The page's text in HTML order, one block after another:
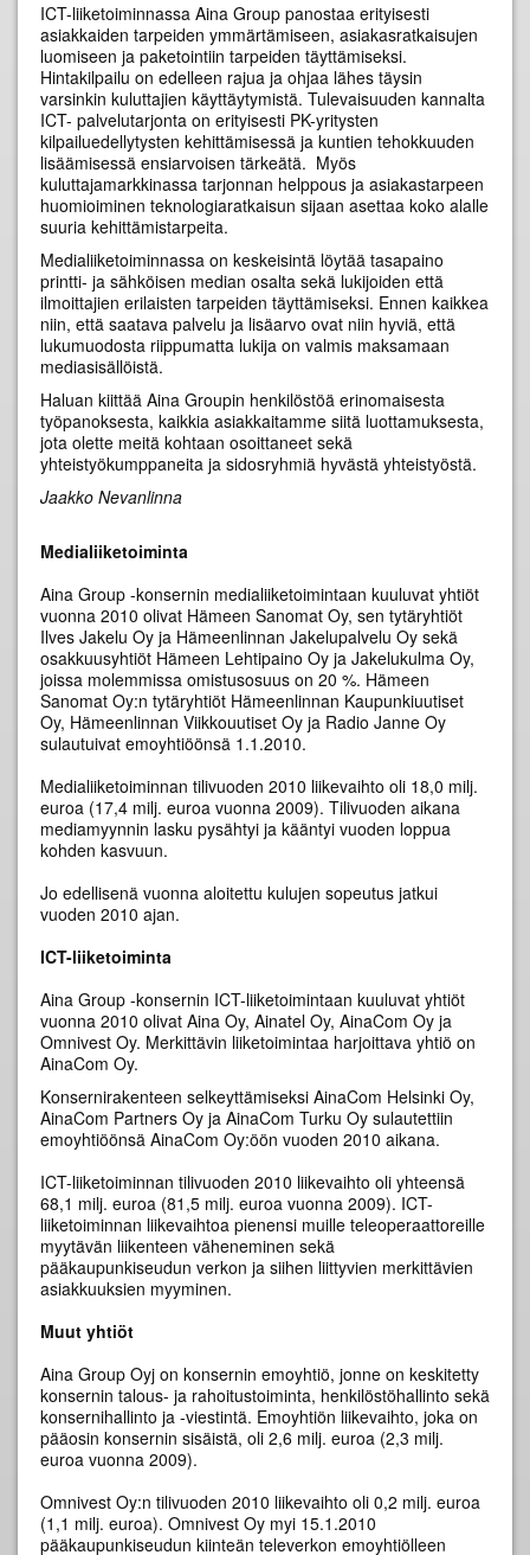
ICT-liiketoiminnassa Aina Group panostaa erityisesti
asiakkaiden tarpeiden ymmärtämiseen, asiakasratkaisujen
luomiseen ja paketointiin tarpeiden täyttämiseksi.
Hintakilpailu on edelleen rajua ja ohjaa lähes täysin
varsinkin kuluttajien käyttäytymistä. Tulevaisuuden kannalta
ICT- palvelutarjonta on erityisesti PK-yritysten
kilpailuedellytysten kehittämisessä ja kuntien tehokkuuden
lisäämisessä ensiarvoisen tärkeätä. Myös
kuluttajamarkkinassa tarjonnan helppous ja asiakastarpeen
huomioiminen teknologiaratkaisun sijaan asettaa koko alalle
suuria kehittämistarpeita.
Medialiiketoiminnassa on keskeisintä löytää tasapaino
printti- ja sähköisen median osalta sekä lukijoiden että
ilmoittajien erilaisten tarpeiden täyttämiseksi. Ennen kaikkea
niin, että saatava palvelu ja lisäarvo ovat niin hyviä, että
lukumuodosta riippumatta lukija on valmis maksamaan
mediasisällöistä.
Haluan kiittää Aina Groupin henkilöstöä erinomaisesta
työpanoksesta, kaikkia asiakkaitamme siitä luottamuksesta,
jota olette meitä kohtaan osoittaneet sekä
yhteistyökumppaneita ja sidosryhmiä hyvästä yhteistyöstä.
Jaakko Nevanlinna
Medialiiketoiminta
Aina Group -konsernin medialiiketoimintaan kuuluvat yhtiöt
vuonna 2010 olivat Hämeen Sanomat Oy, sen tytäryhtiöt
Ilves Jakelu Oy ja Hämeenlinnan Jakelupalvelu Oy sekä
osakkuusyhtiöt Hämeen Lehtipaino Oy ja Jakelukulma Oy,
joissa molemmissa omistusosuus on 20 %. Hämeen
Sanomat Oy:n tytäryhtiöt Hämeenlinnan Kaupunkiuutiset
Oy, Hämeenlinnan Viikkouutiset Oy ja Radio Janne Oy
sulautuivat emoyhtiöönsä 1.1.2010.
Medialiiketoiminnan tilivuoden 2010 liikevaihto oli 18,0 milj.
euroa (17,4 milj. euroa vuonna 2009). Tilivuoden aikana
mediamyynnin lasku pysähtyi ja kääntyi vuoden loppua
kohden kasvuun.
Jo edellisenä vuonna aloitettu kulujen sopeutus jatkui
vuoden 2010 ajan.
ICT-liiketoiminta
Aina Group -konsernin ICT-liiketoimintaan kuuluvat yhtiöt
vuonna 2010 olivat Aina Oy, Ainatel Oy, AinaCom Oy ja
Omnivest Oy. Merkittävin liiketoimintaa harjoittava yhtiö on
AinaCom Oy.
Konsernirakenteen selkeyttämiseksi AinaCom Helsinki Oy,
AinaCom Partners Oy ja AinaCom Turku Oy sulautettiin
emoyhtiöönsä AinaCom Oy:öön vuoden 2010 aikana.
ICT-liiketoiminnan tilivuoden 2010 liikevaihto oli yhteensä
68,1 milj. euroa (81,5 milj. euroa vuonna 2009). ICT-
liiketoiminnan liikevaihtoa pienensi muille teleoperaattoreille
myytävän liikenteen väheneminen sekä
pääkaupunkiseudun verkon ja siihen liittyvien merkittävien
asiakkuuksien myyminen.
Muut yhtiöt
Aina Group Oyj on konsernin emoyhtiö, jonne on keskitetty
konsernin talous- ja rahoitustoiminta, henkilöstöhallinto sekä
konsernihallinto ja -viestintä. Emoyhtiön liikevaihto, joka on
pääosin konsernin sisäistä, oli 2,6 milj. euroa (2,3 milj.
euroa vuonna 2009).
Omnivest Oy:n tilivuoden 2010 liikevaihto oli 0,2 milj. euroa
(1,1 milj. euroa). Omnivest Oy myi 15.1.2010
pääkaupunkiseudun kiinteän televerkon emoyhtiölleen